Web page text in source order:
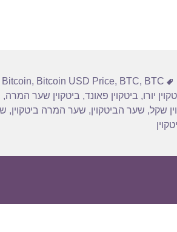
תגיות Bitcoin, Bitcoin USD Price, BTC, BTC דולר
יורו, ביטקוין פאונד, ביטקוין שער המרה,
שקל, שער הביטקוין, שער המרה ביטקוין,